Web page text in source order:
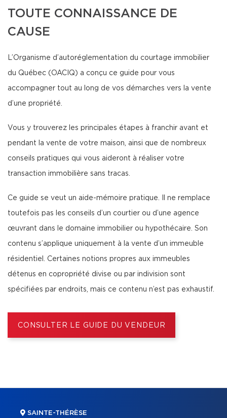
TOUTE CONNAISSANCE DE
CAUSE
L’Organisme d’autoréglementation du courtage immobilier
du Québec (OACIQ) a conçu ce guide pour vous
accompagner tout au long de vos démarches vers la vente
d’une propriété.
Vous y trouverez les principales étapes à franchir avant et
pendant la vente de votre maison, ainsi que de nombreux
conseils pratiques qui vous aideront à réaliser votre
transaction immobilière sans tracas.
Ce guide se veut un aide-mémoire pratique. Il ne remplace
toutefois pas les conseils d’un courtier ou d’une agence
œuvrant dans le domaine immobilier ou hypothécaire. Son
contenu s’applique uniquement à la vente d’un immeuble
résidentiel. Certaines notions propres aux immeubles
détenus en copropriété divise ou par indivision sont
spécifiées par endroits, mais ce contenu n’est pas exhaustif.
CONSULTER LE GUIDE DU VENDEUR
SAINTE-THÉRÈSE